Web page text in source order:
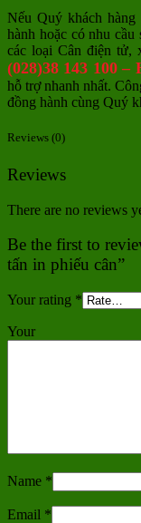
Nếu Quý khách hàng
hành hoặc có nhu
các loại Cân điện tử,
(028)38 143 100 –
hỗ trợ nhanh nhất.
đồng hành cùng Quý
Reviews (0)
Reviews
There are no reviews
Be the first to
tấn in phiếu cân”
Your rating *
Name *
Email *